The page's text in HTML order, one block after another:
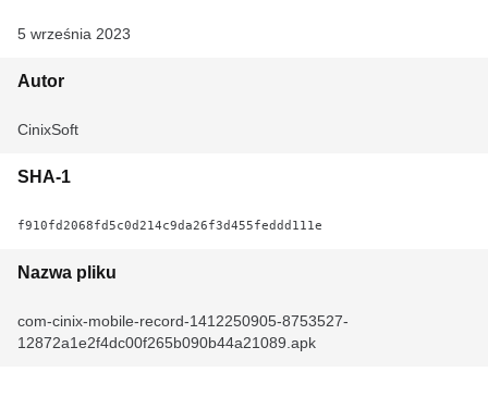
5 września 2023
Autor
CinixSoft
SHA-1
f910fd2068fd5c0d214c9da26f3d455feddd111e
Nazwa pliku
com-cinix-mobile-record-1412250905-8753527-
12872a1e2f4dc00f265b090b44a21089.apk